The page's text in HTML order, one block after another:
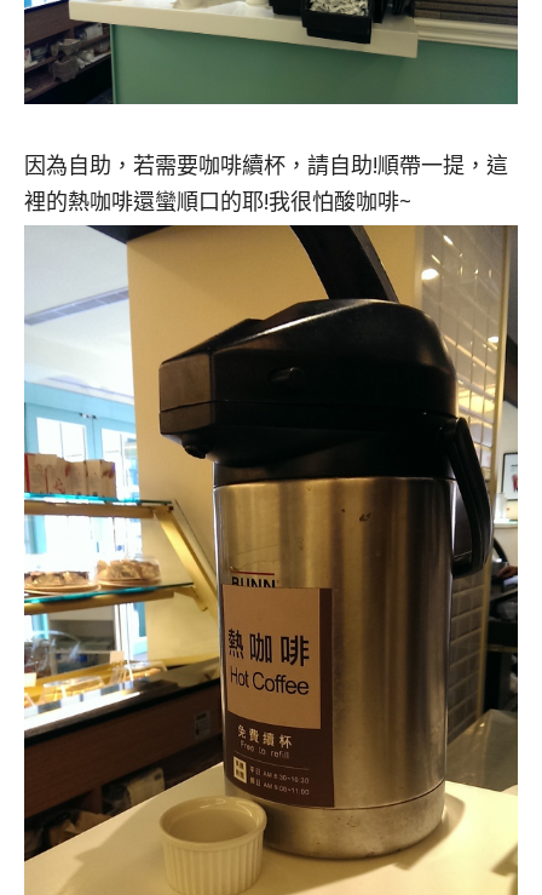
因為自助，若需要咖啡續杯，請自助!順帶一提，這
裡的熱咖啡還蠻順口的耶!我很怕酸咖啡~